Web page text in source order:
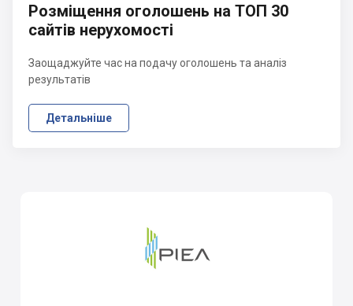
Розміщення оголошень на ТОП 30
сайтів нерухомості
Заощаджуйте час на подачу оголошень та аналіз
результатів
Детальніше